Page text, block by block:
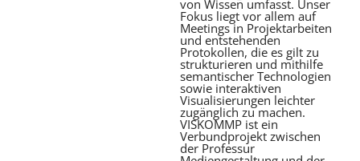
von Wissen umfasst. Unser
Fokus liegt vor allem auf
Meetings in Projektarbeiten
und entstehenden
Protokollen, die es gilt zu
strukturieren und mithilfe
semantischer Technologien
sowie interaktiven
Visualisierungen leichter
zugänglich zu machen.
VISKOMMP ist ein
Verbundprojekt zwischen
der Professur